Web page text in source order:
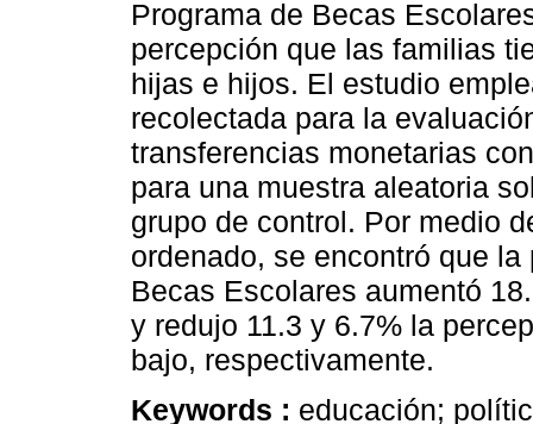
Programa de Becas
percepción que las familias
hijas e hijos. El estudio
recolectada para la
transferencias monetarias
para una muestra aleatoria
grupo de control. Por medio
ordenado, se encontró que
Becas Escolares aumentó
y redujo 11.3 y 6.7% la
bajo, respectivamente.
Keywords : educación;